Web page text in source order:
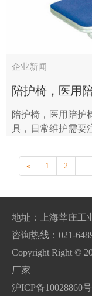
企业新闻
陪护椅，医用
陪护椅，医用陪护
具，日常维护需要
延展扩大，到锈迹
« 1 2 ...
地址：上海莘庄工
咨询热线：021-
Copyright Right ©
厂家
沪ICP备10028860